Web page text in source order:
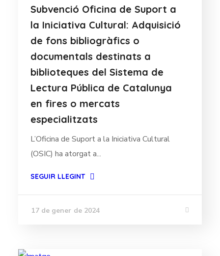
Subvenció Oficina de Suport a
la Iniciativa Cultural: Adquisició
de fons bibliogràfics o
documentals destinats a
biblioteques del Sistema de
Lectura Pública de Catalunya
en fires o mercats
especialitzats
L’Oficina de Suport a la Iniciativa Cultural
(OSIC) ha atorgat a...
SEGUIR LLEGINT
17 de gener de 2024